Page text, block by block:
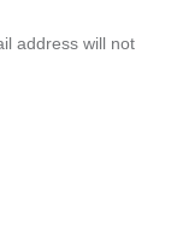
address will not